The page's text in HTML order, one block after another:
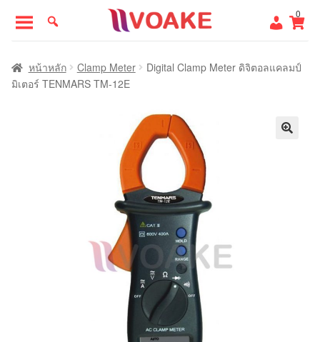
to
navigation
to
content
0
หน้าแรก
หน้าหลัก Clamp Meter
Digital Clamp Meter ดิจิตอลแคลมป์
มิเตอร์ TENMARS TM-12E